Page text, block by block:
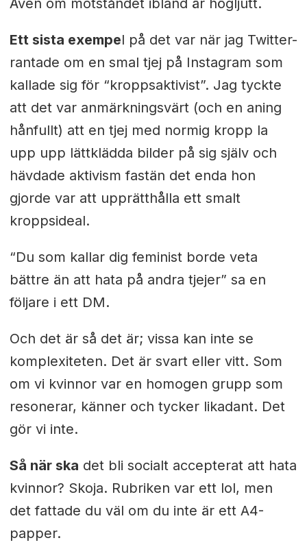
Även om motståndet ibland är högljutt.
Ett sista exempel på det var när jag Twitter-
rantade om en smal tjej på Instagram som
kallade sig för “kroppsaktivist”. Jag tyckte
att det var anmärkningsvärt (och en aning
hånfullt) att en tjej med normig kropp la
upp upp lättklädda bilder på sig själv och
hävdade aktivism fastän det enda hon
gjorde var att upprätthålla ett smalt
kroppsideal.
“Du som kallar dig feminist borde veta
bättre än att hata på andra tjejer” sa en
följare i ett DM.
Och det är så det är; vissa kan inte se
komplexiteten. Det är svart eller vitt. Som
om vi kvinnor var en homogen grupp som
resonerar, känner och tycker likadant. Det
gör vi inte.
Så när ska det bli socialt accepterat att hata
kvinnor? Skoja. Rubriken var ett lol, men
det fattade du väl om du inte är ett A4-
papper.